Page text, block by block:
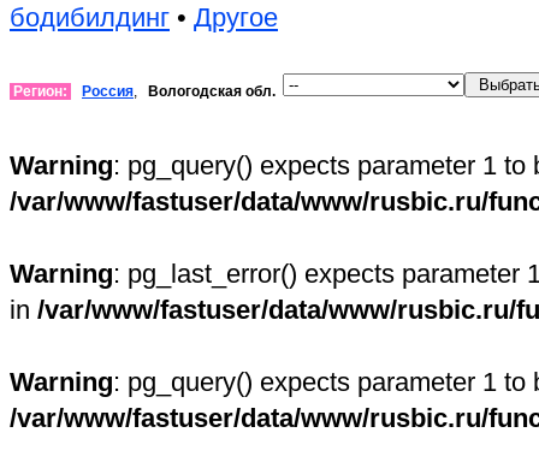
бодибилдинг • Другое
Регион: Россия, Вологодская обл.
Warning: pg_query() expects parameter 1
/var/www/fastuser/data/www/rusbic.ru/
Warning: pg_last_error() expects parameter
in /var/www/fastuser/data/www/rusbic.ru/
Warning: pg_query() expects parameter 1
/var/www/fastuser/data/www/rusbic.ru/